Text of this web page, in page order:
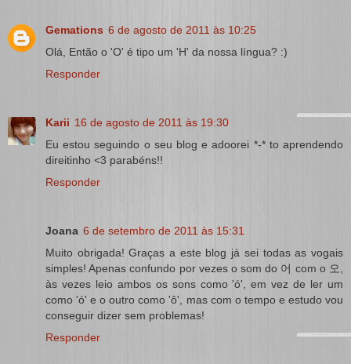
Gemations 6 de agosto de 2011 às 10:25
Olá, Então o 'O' é tipo um 'H' da nossa língua? :)
Responder
Karii 16 de agosto de 2011 às 19:30
Eu estou seguindo o seu blog e adoorei *-* to aprendendo
direitinho <3 parabéns!!
Responder
Joana 6 de setembro de 2011 às 15:31
Muito obrigada! Graças a este blog já sei todas as vogais
simples! Apenas confundo por vezes o som do 어 com o 오,
às vezes leio ambos os sons como 'ó', em vez de ler um
como 'ó' e o outro como 'ô', mas com o tempo e estudo vou
conseguir dizer sem problemas!
Responder